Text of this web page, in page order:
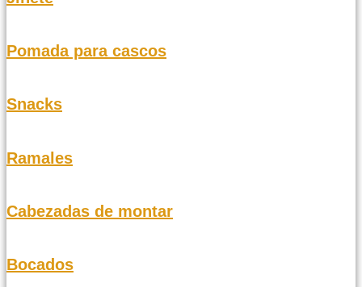
Pomada para cascos
Snacks
Ramales
Cabezadas de montar
Bocados